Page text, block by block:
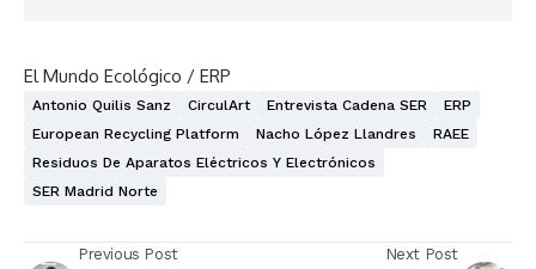
El Mundo Ecológico / ERP
Antonio Quilis Sanz CirculArt Entrevista Cadena SER
ERP
European Recycling Platform
Nacho López Llandres
RAEE
Residuos De Aparatos Eléctricos Y Electrónicos
SER Madrid Norte
Previous Post Next Post